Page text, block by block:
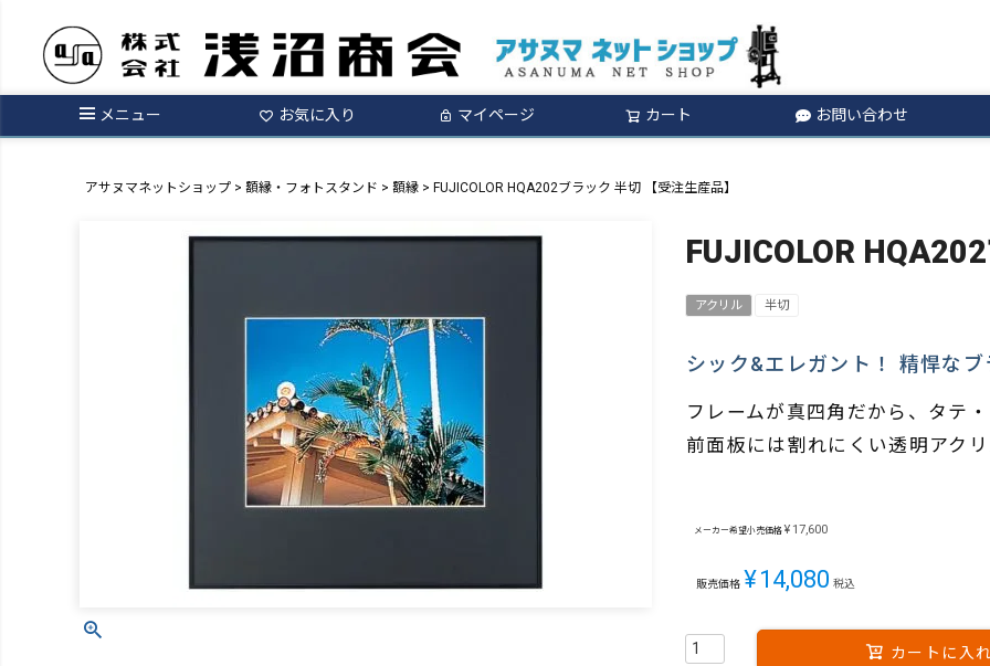
メニュー お気に入り マイページ カート お問い合わせ
検索
アサヌマネットショップ 額縁・フォトスタンド 額縁 FUJICOLOR HQA202ブラック 半切 【受注生産品】
FUJICOLOR HQA202
アクリル 半切
シック&エレガント！ 精悍なブ
フレームが真四角だから、タテ
前面板には割れにくい透明アク
メーカー希望小売価格 ¥ 17,600
販売価格 ¥14,080 税込
カートに入